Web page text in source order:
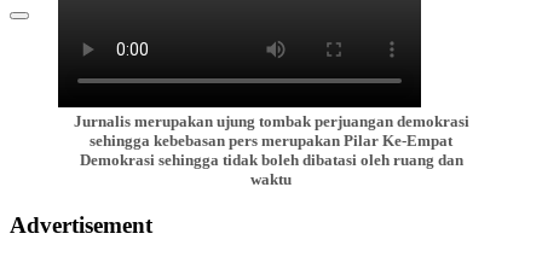
Jurnalis merupakan ujung tombak perjuangan demokrasi
sehingga kebebasan pers merupakan Pilar Ke-Empat
Demokrasi sehingga tidak boleh dibatasi oleh ruang dan
waktu
Advertisement